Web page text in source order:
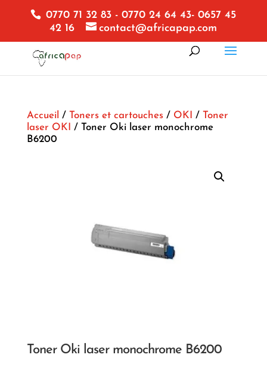
0770 71 32 83 - 0770 24 64 43- 0657 45
42 16
contact@africapap.com
Accueil / Toners et cartouches/ OKI / Toner
laser OKI
/ Toner Oki laser monochrome
B6200
Toner Oki laser monochrome B6200